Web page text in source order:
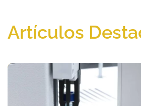
Artículos